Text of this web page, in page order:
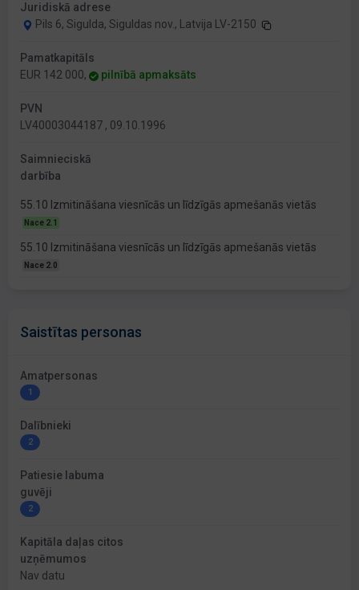
Juridiskā adrese
Pils 6, Sigulda, Siguldas nov., Latvija LV-2150
Pamatkapitāls
EUR 142 000,
pilnībā apmaksāts
PVN
LV40003044187 , 09.10.1996
Saimnieciskā
darbība
55.10 Izmitināšana viesnīcās un līdzīgās apmešanās vietās
Nace 2.1
55.10 Izmitināšana viesnīcās un līdzīgās apmešanās vietās
Nace 2.0
Saistītas personas
Amatpersonas
1
Dalībnieki
2
Patiesie labuma
guvēji
2
Kapitāla daļas citos
uzņēmumos
Nav datu